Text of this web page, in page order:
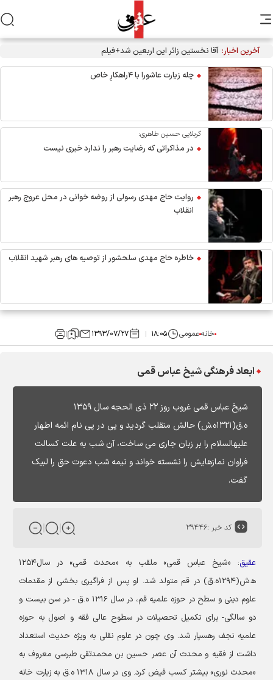
آخرین اخبار:
چله زیارت عاشورا با ۴راهکارِ خاص
کربلایی حسین طاهری:
در مذاکراتی که رضایت رهبر را ندارد خبری نیست
روایت حاج مهدی رسولی از روضه خوانی در محل عروج رهبر
انقلاب
خاطره حاج مهدی سلحشور از توصیه های رهبر شهید انقلاب
خانهعمومی ۱۸:۰۵ ۱۳۹۳/۰۷/۲۷
ابعاد فرهنگی شیخ عباس قمی
شیخ عباس قمی غروب روز ۲۲ ذی الحجه سال ۱۳۵۹
ه.ق(۱۳۲۱ه.ش) حالش منقلب گردید و پی در پی نام ائمه اطهار
علیه‏السلام را بر زبان جاری می ساخت، آن شب به علت کسالت
فراوان نمازهایش را نشسته خواند و نیمه شب دعوت حق را لبیک
گفت.
کد خبر :۳۹۴۴۶
عقیق
: «شیخ عباس قمی» ملقب به «محدث قمی» در سال۱۲۵۴
ه‍.ش(۱۲۹۴ه.ق) در قم متولد شد. او پس از فراگیری بخشی از مقدمات
علوم دینی و سطح در حوزه علمیه قم، در سال ۱۳۱۶ ه.ق - در سن بیست و
دو سالگی- برای تکمیل تحصیلات در سطوح عالی فقه و اصول به حوزه
علمیه نجف رهسپار شد. وی چون در علوم نقلی به ویژه حدیث استعداد
داشت از فقیه و محدث آن عصر حسین بن محمدتقی طبرسی معروف به
«محدث نوری» بیشتر کسب فیض کرد. وی در سال ۱۳۱۸ ه.ق به زیارت خانه